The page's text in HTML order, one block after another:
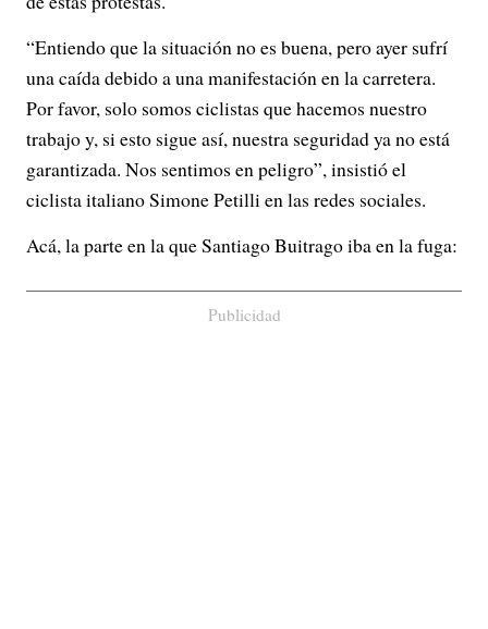
o
“Entiendo que la situación no es buena, pero ayer sufrí
una caída debido a una manifestación en la carretera.
Por favor, solo somos ciclistas que hacemos nuestro
trabajo y, si esto sigue así, nuestra seguridad ya no está
garantizada. Nos sentimos en peligro”, insistió el
ciclista italiano Simone Petilli en las redes sociales.
Acá, la parte en la que Santiago Buitrago iba en la fuga:
Publicidad